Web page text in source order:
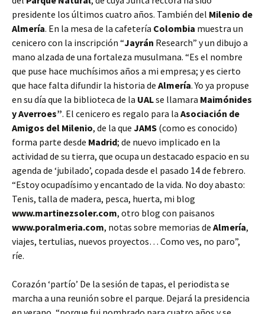
presidente los últimos cuatro años. También del Milenio de
Almería. En la mesa de la cafetería Colombia muestra un
cenicero con la inscripción “Jayrán Research” y un dibujo a
mano alzada de una fortaleza musulmana. “Es el nombre
que puse hace muchísimos años a mi empresa; y es cierto
que hace falta difundir la historia de Almería. Yo ya propuse
en su día que la biblioteca de la UALse llamara Maimónides
y Averroes”. El cenicero es regalo para la Asociación de
Amigos del Milenio, de la que JAMS (como es conocido)
forma parte desde Madrid; de nuevo implicado en la
actividad de su tierra, que ocupa un destacado espacio en su
agenda de ‘jubilado’, copada desde el pasado 14 de febrero.
“Estoy ocupadísimo y encantado de la vida. No doy abasto:
Tenis, talla de madera, pesca, huerta, mi blog
www.martinezsoler.com, otro blog con paisanos
www.poralmeria.com, notas sobre memorias de Almería,
viajes, tertulias, nuevos proyectos… Como ves, no paro”,
ríe.
Corazón ‘partío’ De la sesión de tapas, el periodista se
marcha a una reunión sobre el parque. Dejará la presidencia